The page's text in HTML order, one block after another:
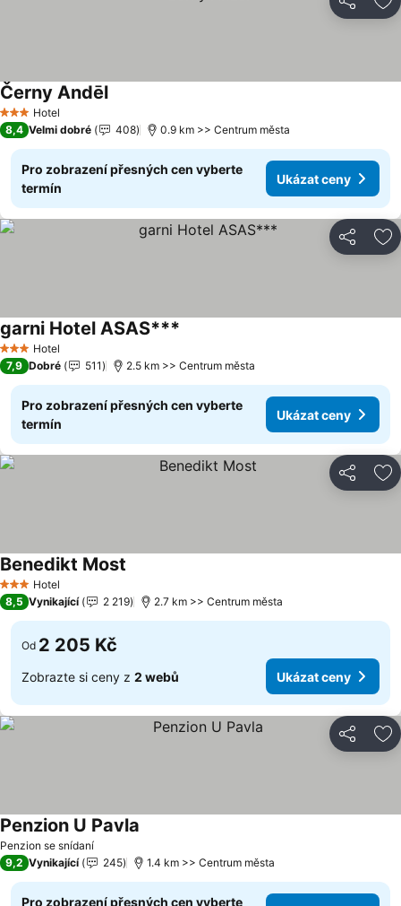
Sdílet
3 Počet hvězdiček
Hotel
Černy Andēl
8,4 Velmi dobré 408 0.9 km >> Centrum města
Pro zobrazení přesných cen vyberte
termín
Ukázat ceny
Sdílet
3 Počet hvězdiček
Hotel
garni Hotel ASAS***
7,9 Dobré 511 2.5 km >> Centrum města
Pro zobrazení přesných cen vyberte
termín
Ukázat ceny
Sdílet
3 Počet hvězdiček
Hotel
Benedikt Most
8,5 Vynikající 2 219 2.7 km >> Centrum města
Od 2 205 Kč
Zobrazte si ceny z 2 webů Ukázat ceny
Sdílet
Penzion se snídaní
Penzion U Pavla
9,2 Vynikající 245 1.4 km >> Centrum města
Pro zobrazení přesných cen vyberte